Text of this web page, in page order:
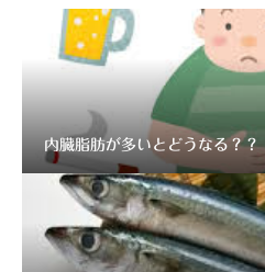
内臓脂肪が多いとどうなる？？